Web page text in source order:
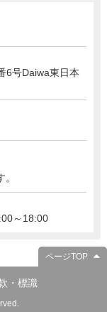
6号Daiwa東日本
～18:00
ページTOP
・標識